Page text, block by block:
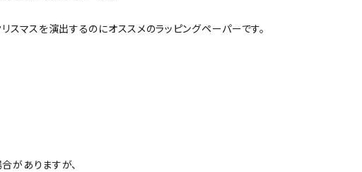
マスを演出するのにオススメのラッピングペーパーです。
がありますが、